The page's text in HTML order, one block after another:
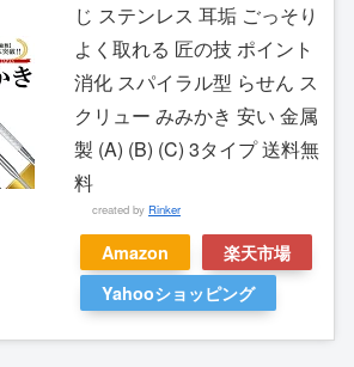
じ ステンレス 耳垢 ごっそり
よく取れる 匠の技 ポイント
消化 スパイラル型 らせん ス
クリュー みみかき 安い 金属
製 (A) (B) (C) 3タイプ 送料無
料
created by Rinker
Amazon
楽天市場
Yahooショッピング